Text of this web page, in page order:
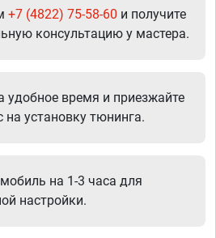
+7 (4822) 75-58-60 и получите
консультацию у мастера.
удобное время и приезжайте
на установку тюнинга.
на 1-3 часа для
настройки.